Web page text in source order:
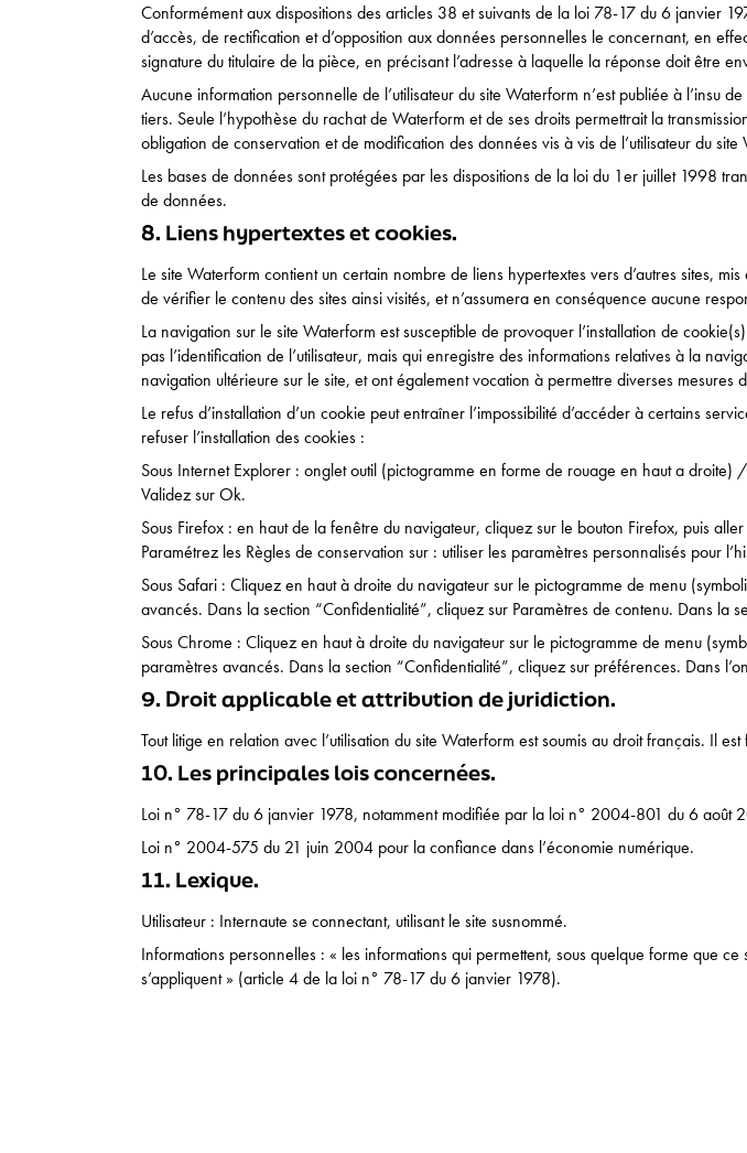
Conformément aux dispositions des articles 38 et suivants de la loi 78-17 du 6 janvier
d’accès, de rectification et d’opposition aux données personnelles le concernant, en
signature du titulaire de la pièce, en précisant l’adresse à laquelle la réponse doit être
Aucune information personnelle de l’utilisateur du site Waterform n’est publiée à l’insu
tiers. Seule l’hypothèse du rachat de Waterform et de ses droits permettrait la
obligation de conservation et de modification des données vis à vis de l’utilisateur du site
Les bases de données sont protégées par les dispositions de la loi du 1er juillet 1998
de données.
8. Liens hypertextes et cookies.
Le site Waterform contient un certain nombre de liens hypertextes vers d’autres sites,
de vérifier le contenu des sites ainsi visités, et n’assumera en conséquence aucune
La navigation sur le site Waterform est susceptible de provoquer l’installation de
pas l’identification de l’utilisateur, mais qui enregistre des informations relatives à la
navigation ultérieure sur le site, et ont également vocation à permettre diverses mesures
Le refus d’installation d’un cookie peut entraîner l’impossibilité d’accéder à certains
refuser l’installation des cookies :
Sous Internet Explorer : onglet outil (pictogramme en forme de rouage en haut a
Validez sur Ok.
Sous Firefox : en haut de la fenêtre du navigateur, cliquez sur le bouton Firefox, puis
Paramétrez les Règles de conservation sur : utiliser les paramètres personnalisés pour
Sous Safari : Cliquez en haut à droite du navigateur sur le pictogramme de menu
avancés. Dans la section “Confidentialité”, cliquez sur Paramètres de contenu. Dans la
Sous Chrome : Cliquez en haut à droite du navigateur sur le pictogramme de menu
paramètres avancés. Dans la section “Confidentialité”, cliquez sur préférences. Dans
9. Droit applicable et attribution de juridiction.
Tout litige en relation avec l’utilisation du site Waterform est soumis au droit français. Il
10. Les principales lois concernées.
Loi n° 78-17 du 6 janvier 1978, notamment modifiée par la loi n° 2004-801 du 6 août
Loi n° 2004-575 du 21 juin 2004 pour la confiance dans l’économie numérique.
11. Lexique.
Utilisateur : Internaute se connectant, utilisant le site susnommé.
Informations personnelles : « les informations qui permettent, sous quelque forme que
s’appliquent » (article 4 de la loi n° 78-17 du 6 janvier 1978).